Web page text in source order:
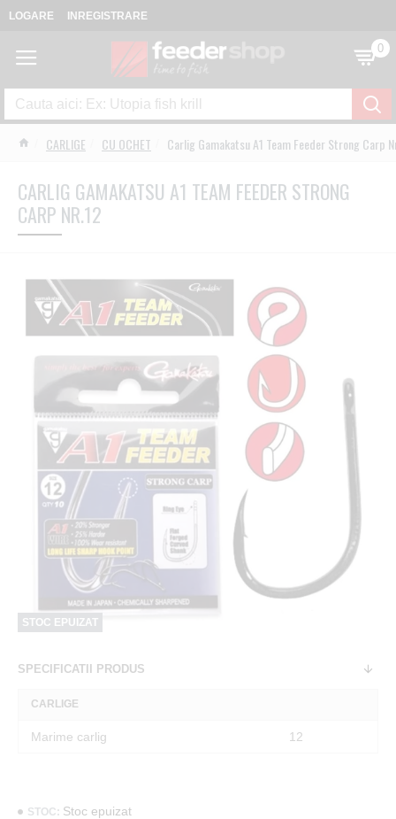
LOGARE INREGISTRARE
0
CARLIGE CU OCHET Carlig Gamakatsu A1 Team Feeder Strong Carp
CARLIG GAMAKATSU A1 TEAM FEEDER STRONG
CARP NR.12
STOC EPUIZAT
SPECIFICATII PRODUS
CARLIGE
Marime carlig 12
STOC: Stoc epuizat